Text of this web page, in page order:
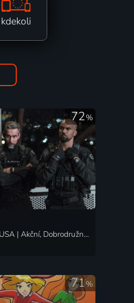
kdekoli
72%
2018-2025 | USA | Akční, Dobrodružný, Drama, Krimi, Mysteriózní, Thriller
71%